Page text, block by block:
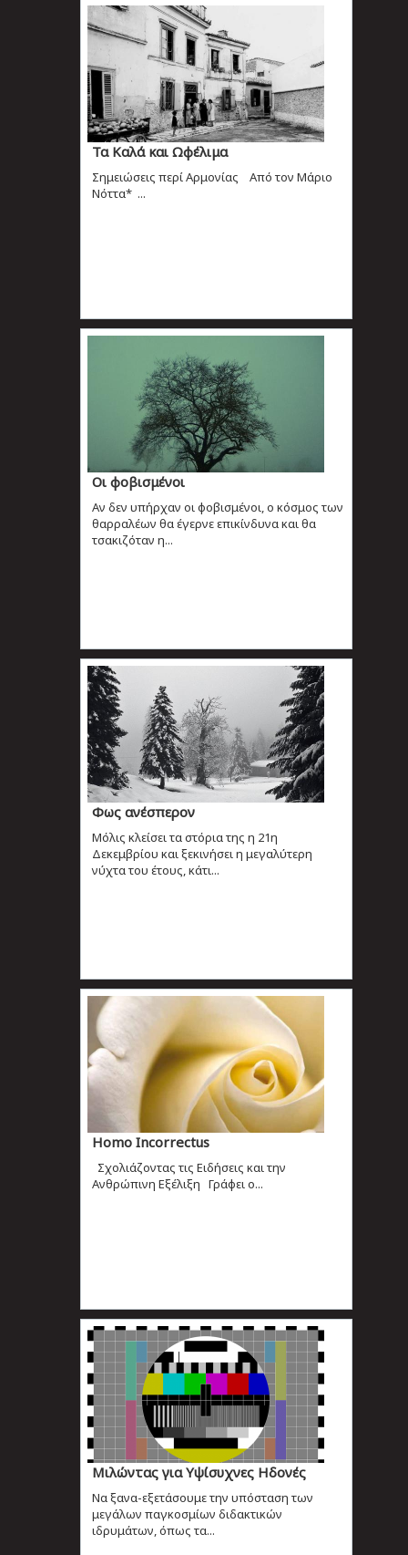
Τα Καλά και Ωφέλιμα
Σημειώσεις περί Αρμονίας Από τον Μάριο
Νόττα* ...
Οι φοβισμένοι
Αν δεν υπήρχαν οι φοβισμένοι, ο κόσμος των
θαρραλέων θα έγερνε επικίνδυνα και θα
τσακιζόταν η...
Φως ανέσπερον
Μόλις κλείσει τα στόρια της η 21η
Δεκεμβρίου και ξεκινήσει η μεγαλύτερη
νύχτα του έτους, κάτι...
Homo Ιncorrectus
Σχολιάζοντας τις Ειδήσεις και την
Ανθρώπινη Εξέλιξη Γράφει ο...
Μιλώντας για Υψίσυχνες Ηδονές
Nα ξανα-εξετάσουμε την υπόσταση των
μεγάλων παγκοσμίων διδακτικών
ιδρυμάτων, όπως τα...